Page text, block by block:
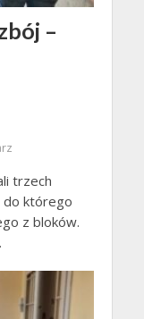
–
trzech
do którego
z bloków.